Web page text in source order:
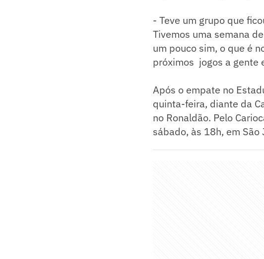
- Teve um grupo que
Tivemos uma semana
um pouco sim, o que é
próximos jogos a gente
Após o empate no
quinta-feira, diante da
no Ronaldão. Pelo
sábado, às 18h, em